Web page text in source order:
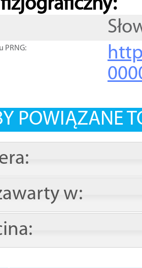
PRNG:
POWIĄZANE
w: